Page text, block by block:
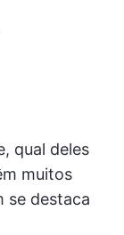
qual deles
muitos
se destaca